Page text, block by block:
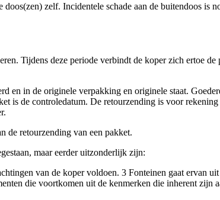
zelf. Incidentele schade aan de buitendoos is
Tijdens deze periode verbindt de koper zich ertoe de
en in de originele verpakking en originele staat.
is de controledatum. De retourzending is voor
de retourzending van een pakket.
maar eerder uitzonderlijk zijn:
van de koper voldoen. 3 Fonteinen gaat ervan
die voortkomen uit de kenmerken die inherent zijn